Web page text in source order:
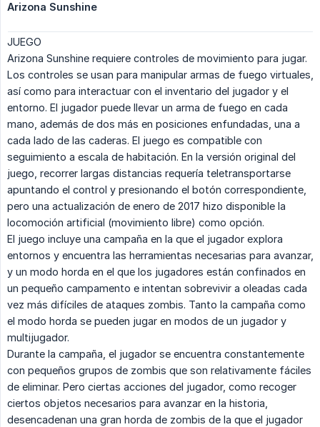
Arizona Sunshine
JUEGO
Arizona Sunshine requiere controles de movimiento para jugar.
Los controles se usan para manipular armas de fuego virtuales,
así como para interactuar con el inventario del jugador y el
entorno. El jugador puede llevar un arma de fuego en cada
mano, además de dos más en posiciones enfundadas, una a
cada lado de las caderas. El juego es compatible con
seguimiento a escala de habitación. En la versión original del
juego, recorrer largas distancias requería teletransportarse
apuntando el control y presionando el botón correspondiente,
pero una actualización de enero de 2017 hizo disponible la
locomoción artificial (movimiento libre) como opción.
El juego incluye una campaña en la que el jugador explora
entornos y encuentra las herramientas necesarias para avanzar,
y un modo horda en el que los jugadores están confinados en
un pequeño campamento e intentan sobrevivir a oleadas cada
vez más difíciles de ataques zombis. Tanto la campaña como
el modo horda se pueden jugar en modos de un jugador y
multijugador.
Durante la campaña, el jugador se encuentra constantemente
con pequeños grupos de zombis que son relativamente fáciles
de eliminar. Pero ciertas acciones del jugador, como recoger
ciertos objetos necesarios para avanzar en la historia,
desencadenan una gran horda de zombis de la que el jugador